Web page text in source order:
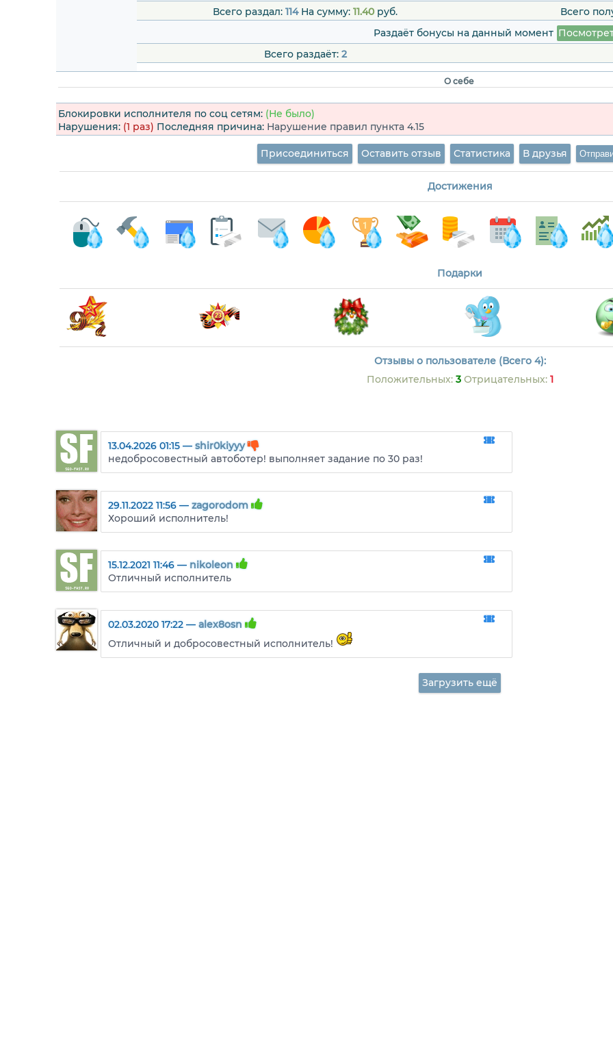
Всего раздал: 114На сумму: 11.40руб.
Всего
Раздаёт бонусы на данный момент
Всего раздаёт: 2
О себе
Блокировки исполнителя по соц сетям: (Не было)
Нарушения: (1 раз) Последняя причина: Нарушение правил пункта 4.15
Присоединиться Оставить отзыв Статистика В друзья
Достижения
Подарки
Отзывы о пользователе (Всего 4):
Положительных: 3 Отрицательных: 1
13.04.2026 01:15 — shir0kiyyy
недобросовестный автоботер! выполняет задание по 30 раз!
29.11.2022 11:56 — zagorodom
Хороший исполнитель!
15.12.2021 11:46 — nikoleon
Отличный исполнитель
02.03.2020 17:22 — alex8osn
Отличный и добросовестный исполнитель!
Загрузить ещё